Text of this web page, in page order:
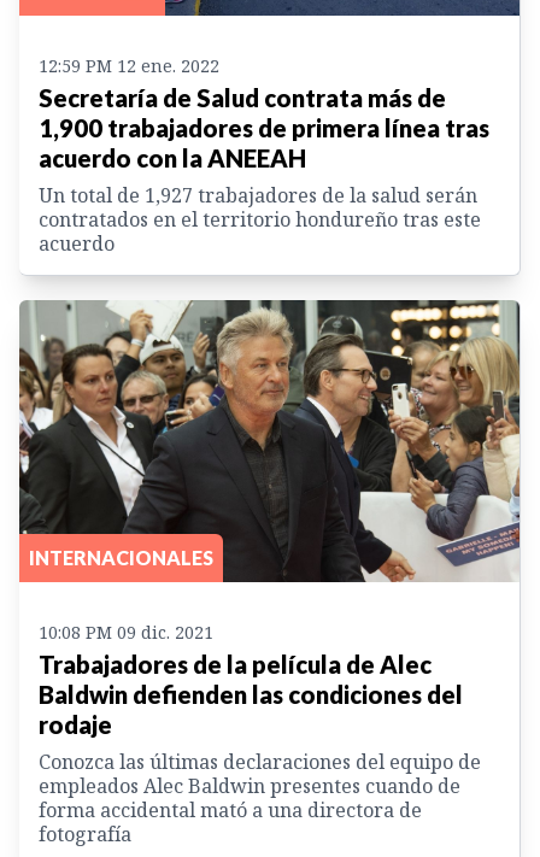
12:59 PM 12 ene. 2022
Secretaría de Salud contrata más de
1,900 trabajadores de primera línea tras
acuerdo con la ANEEAH
Un total de 1,927 trabajadores de la salud serán
contratados en el territorio hondureño tras este
acuerdo
INTERNACIONALES
10:08 PM 09 dic. 2021
Trabajadores de la película de Alec
Baldwin defienden las condiciones del
rodaje
Conozca las últimas declaraciones del equipo de
empleados Alec Baldwin presentes cuando de
forma accidental mató a una directora de
fotografía